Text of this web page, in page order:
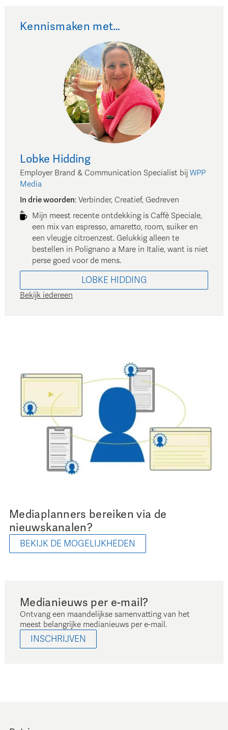
Kennismaken met…
Lobke Hidding
Employer Brand & Communication Specialist bij WPP
Media
In drie woorden: Verbinder, Creatief, Gedreven
Mijn meest recente ontdekking is Caffè Speciale,
een mix van espresso, amaretto, room, suiker en
een vleugje citroenzest. Gelukkig alleen te
bestellen in Polignano a Mare in Italie, want is niet
perse goed voor de mens.
LOBKE HIDDING
Bekijk iedereen
Mediaplanners bereiken via de
nieuwskanalen?
BEKIJK DE MOGELIJKHEDEN
Medianieuws per e-mail?
Ontvang een maandelijkse samenvatting van het
meest belangrijke medianieuws per e-mail.
INSCHRIJVEN